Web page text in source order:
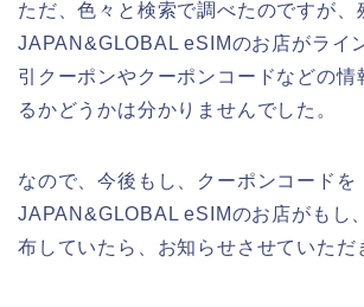
ただ、色々と検索で調べたのですが、
JAPAN&GLOBAL eSIMのお店がライ
引クーポンやクーポンコードなどの情
るかどうかは分かりませんでした。
なので、今後もし、クーポンコードを
JAPAN&GLOBAL eSIMのお店がもし
布していたら、お知らせさせていただ